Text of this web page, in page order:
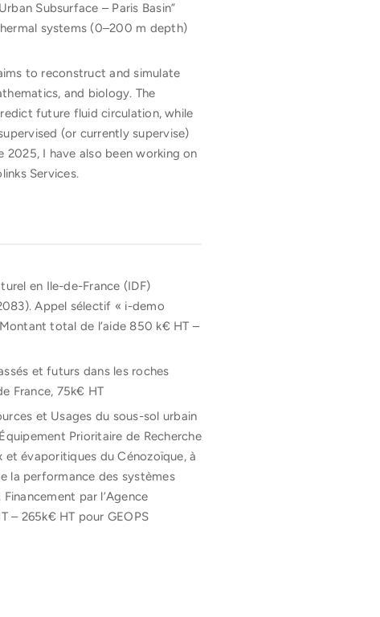
Subsurface – Paris Basin”
systems (0–200 m depth)
to reconstruct and simulate
and biology. The
future fluid circulation, while
(or currently supervise)
2025, I have also been working on
Services.
en Ile-de-France (IDF)
Appel sélectif « i-demo
total de l’aide 850 k€ HT –
et futurs dans les roches
France, 75k€ HT
et Usages du sous-sol urbain
Prioritaire de Recherche
évaporitiques du Cénozoïque, à
la performance des systèmes
par l’Agence
– 265k€ HT pour GEOPS